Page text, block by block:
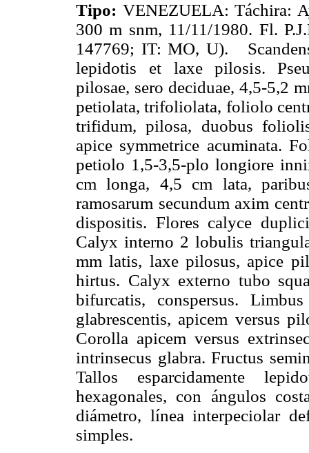
Tipo: VENEZUELA: Táchira:
300 m snm, 11/11/1980. Fl.
147769; IT: MO, U).
lepidotis et laxe pilosis.
pilosae, sero deciduae, 4,5-5,2
petiolata, trifoliolata, foliolo
trifidum, pilosa, duobus
apice symmetrice acuminata.
petiolo 1,5-3,5-plo longiore
cm longa, 4,5 cm lata,
ramosarum secundum axim
dispositis. Flores calyce
Calyx interno 2 lobulis
mm latis, laxe pilosus, apice
hirtus. Calyx externo tubo
bifurcatis, conspersus.
glabrescentis, apicem versus
Corolla apicem versus
intrinsecus glabra. Fructus
Tallos esparcidamente
hexagonales, con ángulos
diámetro, línea interpeciolar
simples.